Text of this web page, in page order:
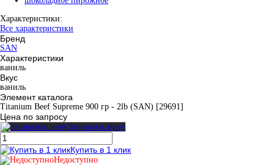
Характеристики:
Все характеристики
Бренд
SAN
Характеристики
ваниль
Вкус
ваниль
Элемент каталога
Titanium Beef Supreme 900 гр - 2lb (SAN) [29691]
Цена по запросу
Запросить цену
Купить в 1 клик
Недоступно